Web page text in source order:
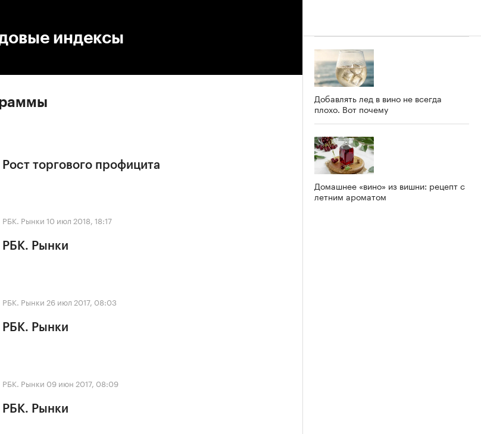
индексы
Рост торгового профицита
РБК. Рынки 10 июл 2018, 18:17
РБК. Рынки
РБК. Рынки 26 июл 2017, 08:03
РБК. Рынки
РБК. Рынки 09 июн 2017, 08:09
РБК. Рынки
Добавлять лед в вино не всегда
плохо. Вот почему
Домашнее «вино» из вишни: рецепт с
летним ароматом